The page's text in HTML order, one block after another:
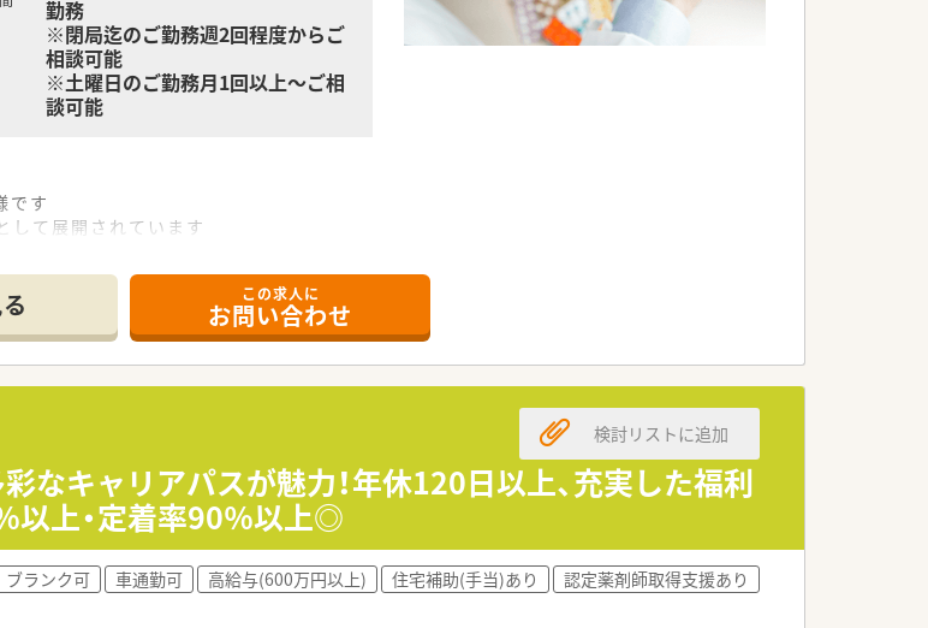
勤務
※閉局迄のご勤務週2回程度からご
相談可能
※土曜日のご勤務月1回以上～ご相
談可能
です
して展開されています
々お仕事に取り組んでおられます
め手は【雰囲気】のお声がトップ！次に設備含めた勤務の安心感と会社の安定性で
会社方針で、調剤機器は大変充実しています！（全店ピッキングシステムを導入）
上げに興味のある方にも魅力的な職場です！
相談の上決定致します）
内ぐらいを基本とします。
り組まれております
ス可能
ムなど完備
合って取得されており有休取得率ほぼ100％♪希望休はご相談しやすい環境です。
が年間120日以上お休みを取得出来ています
この求人に
お問い合わせ
なキャリアパスが魅力！年休120日以上、充実した福利
上・定着率90％以上◎
検討リストに追加
ブランク可 車通勤可 高給与(600万円以上) 住宅補助(手当)あり
認定薬剤師取得支援あり